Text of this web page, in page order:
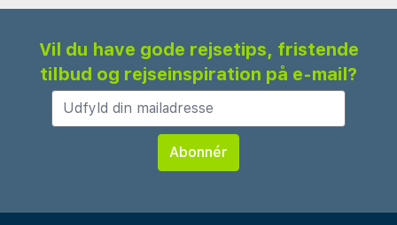
Vil du have gode rejsetips, fristende
tilbud og rejseinspiration på e-mail?